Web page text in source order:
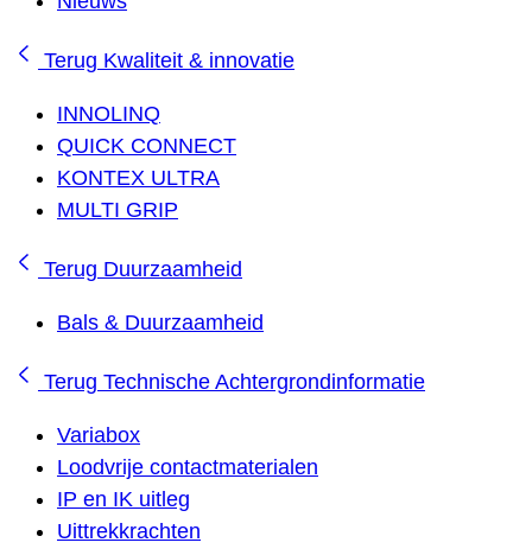
Terug Kwaliteit & innovatie
INNOLINQ
QUICK CONNECT
KONTEX ULTRA
MULTI GRIP
Terug Duurzaamheid
Bals & Duurzaamheid
Terug Technische Achtergrondinformatie
Variabox
Loodvrije contactmaterialen
IP en IK uitleg
Uittrekkrachten